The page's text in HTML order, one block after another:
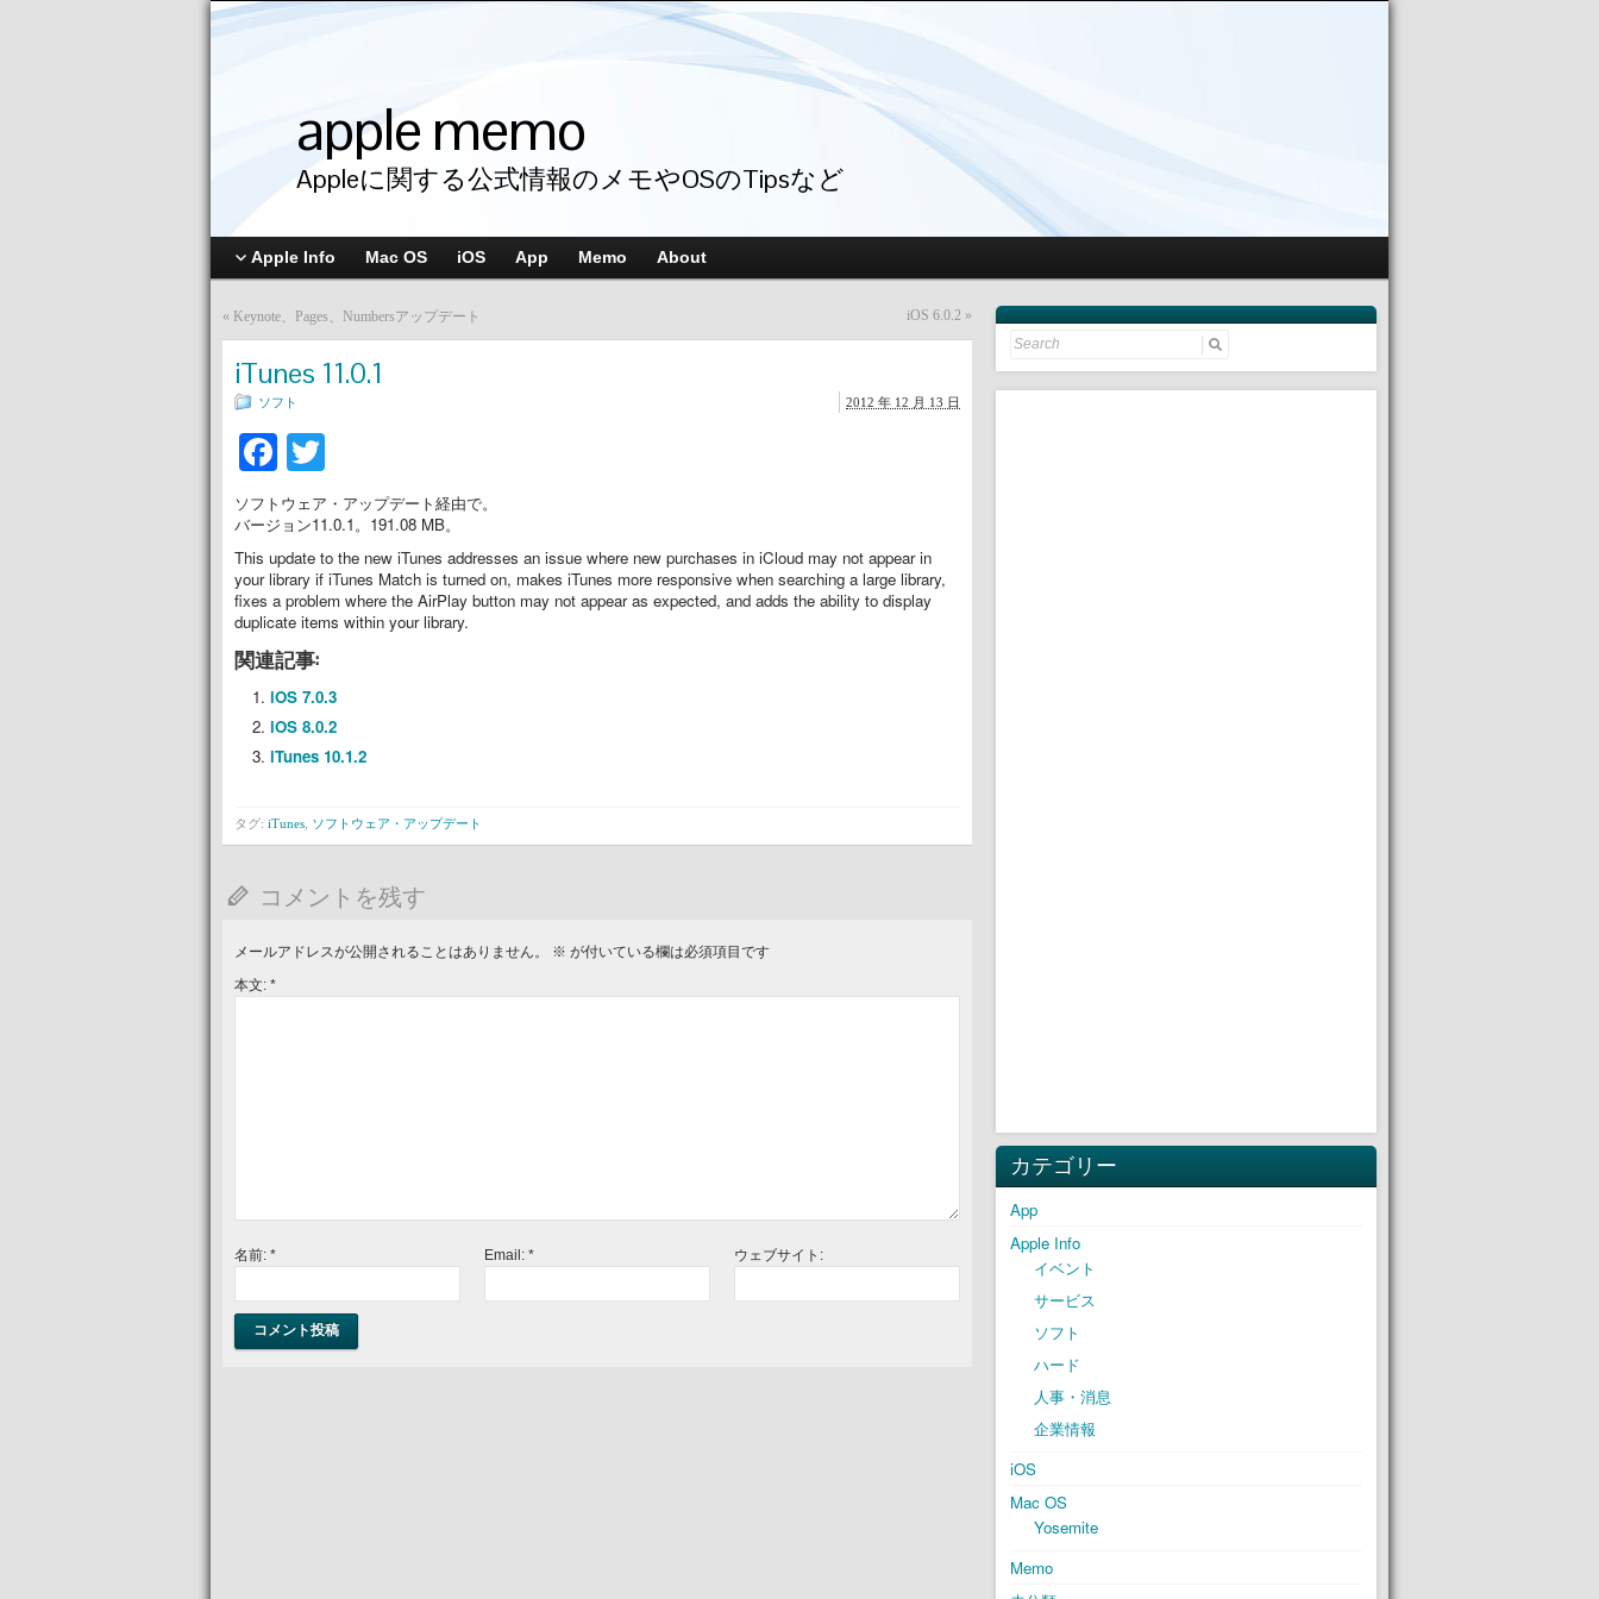
apple memo
Appleに関する公式情報のメモやOSのTipsなど
Apple Info Mac OS iOS App Memo About
« Keynote、Pages、Numbersアップデート iOS 6.0.2 »
iTunes 11.0.1
ソフト 2012 年 12 月 13 日
Facebook
ソフトウェア・アップデート経由で。
バージョン11.0.1。191.08 MB。
This update to the new iTunes addresses an issue where new purchases in iCloud may not appear in
your library if iTunes Match is turned on, makes iTunes more responsive when searching a large library,
fixes a problem where the AirPlay button may not appear as expected, and adds the ability to display
duplicate items within your library.
関連記事:
iOS 7.0.3
iOS 8.0.2
iTunes 10.1.2
タグ: iTunes ソフトウェア・アップデート
コメントを残す
メールアドレスが公開されることはありません。 ※ が付いている欄は必須項目です
本文: *
名前: * Email: * ウェブサイト:
Search
カテゴリー
App
Apple Info
イベント
サービス
ソフト
ハード
人事・消息
企業情報
iOS
Mac OS
Yosemite
Memo